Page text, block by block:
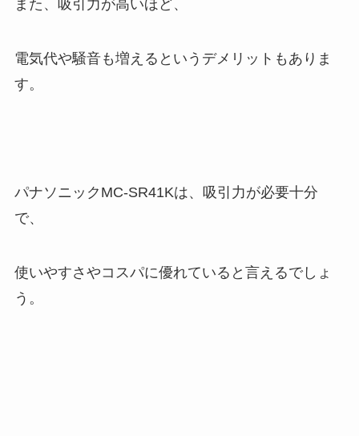
また、吸引力が高いほど、
電気代や騒音も増えるというデメリットもありま
す。
パナソニックMC-SR41Kは、吸引力が必要十分
で、
使いやすさやコスパに優れていると言えるでしょ
う。